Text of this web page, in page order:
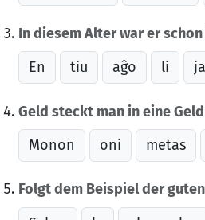
In diesem Alter war er
En
tiu aĝo li
Geld steckt man in eine
Monon
oni metas
Folgt dem Beispiel der